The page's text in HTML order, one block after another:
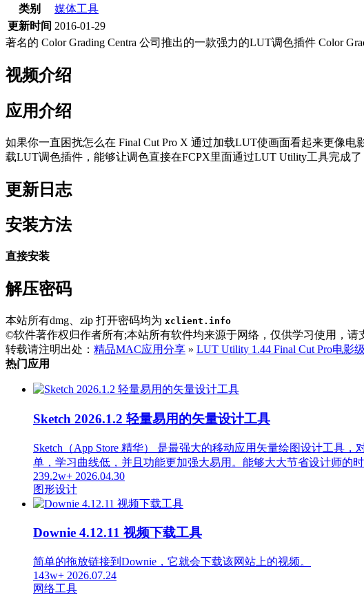
类别
媒体工具
更新时间 2016-01-29
著名的 Color Grading Centra 公司推出的一款强力的LUT调色插件 Color
视频介绍
应用介绍
如果你一直困扰怎么在 Final Cut Pro X 通过加载LUT使画面看起来更像
载LUT调色插件，能够让调色直接在FCPX里面通过LUT Utility工具完成了
更新日志
安装方法
直接安装
解压密码
本站所有dmg、zip 打开密码均为 xclient.info
©软件著作权归作者所有;本站所有软件均来源于网络，仅供学习使用，请
转载请注明出处： 精品MAC应用分享 » LUT Utility 1.44 Final Cut Pro电影
热门应用
Sketch 2026.1.2 轻量易用的矢量设计工具
Sketch（App Store 精华） 是最强大的移动应用矢量绘图设计工具
单，学习曲线低，并且功能更加强大易用。能够大大节省设计师的
239.2w+ 2026.04.30
图形设计
Downie 4.12.11 视频下载工具
简单的拖放链接到Downie，它就会下载该网站上的视频。
143w+ 2026.07.24
网络工具